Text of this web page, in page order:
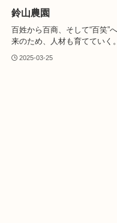
鈴山農園
百姓から百商、そして“百笑”
来のため、人材も育てていく
2025-03-25